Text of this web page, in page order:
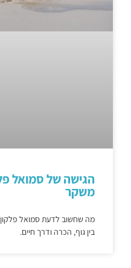
משקר
מה שחשוב לדעת סמואל
בין גוף, הכרה ודרך חיים.